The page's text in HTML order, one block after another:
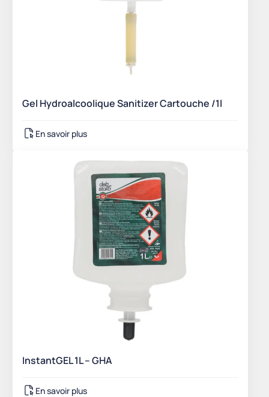
Gel Hydroalcoolique Sanitizer Cartouche /1l
En savoir plus
InstantGEL 1L – GHA
En savoir plus